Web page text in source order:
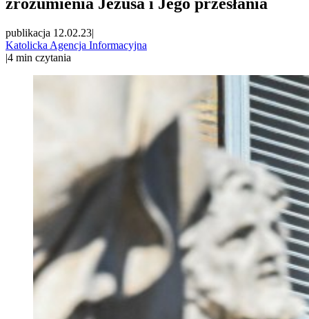
publikacja 12.02.23|
Katolicka Agencja Informacyjna
|4 min czytania